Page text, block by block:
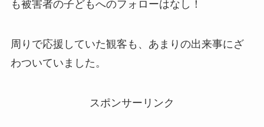
も被害者の子どもへのフォローはなし！
周りで応援していた観客も、あまりの出来事にざ
わついていました。
スポンサーリンク